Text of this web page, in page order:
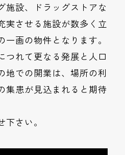
施設、ドラッグストアな
実させる施設が数多く立
画の物件となります。
つれて更なる発展と人口
地での開業は、場所の利
集患が見込まれると期待
さい。